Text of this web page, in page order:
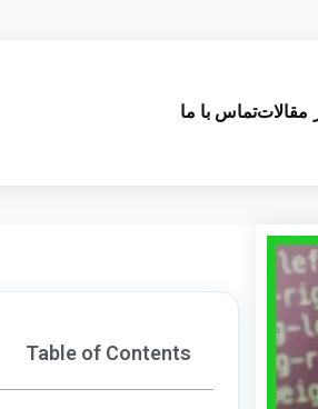
مقالاتتماس با ما
Table of Contents